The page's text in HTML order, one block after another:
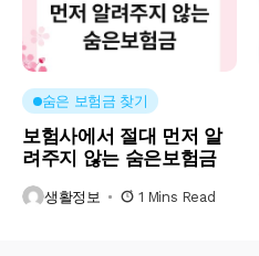
숨은 보험금 찾기
보험사에서 절대 먼저 알
려주지 않는 숨은보험금
생활정보 1 Mins Read